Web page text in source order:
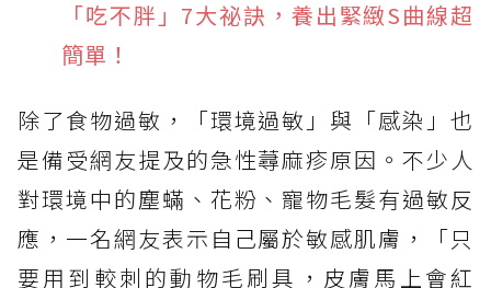
「吃不胖」7大祕訣，養出緊緻S曲線超
簡單！
除了食物過敏，「環境過敏」與「感染」也
是備受網友提及的急性蕁麻疹原因。不少人
對環境中的塵蟎、花粉、寵物毛髮有過敏反
應，一名網友表示自己屬於敏感肌膚，「只
要用到較刺的動物毛刷具，皮膚馬上會紅